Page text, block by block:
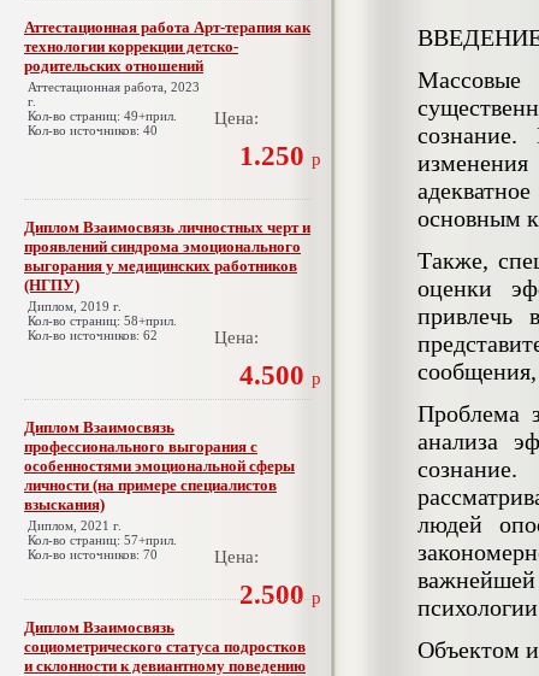
Аттестационная работа Арт-терапия как
технологии коррекции детско-
родительских отношений
Аттестационная работа, 2023
г.
Кол-во страниц: 49+прил.
Кол-во источников: 40
Цена:
1.250 р
Диплом Взаимосвязь личностных черт и
проявлений синдрома эмоционального
выгорания у медицинских работников
(НГПУ)
Диплом, 2019 г.
Кол-во страниц: 58+прил.
Кол-во источников: 62
Цена:
4.500 р
Диплом Взаимосвязь
профессионального выгорания с
особенностями эмоциональной сферы
личности (на примере специалистов
взыскания)
Диплом, 2021 г.
Кол-во страниц: 57+прил.
Кол-во источников: 70
Цена:
2.500 р
Диплом Взаимосвязь
социометрического статуса подростков
и склонности к девиантному поведению
Массовые
основным
Также,
оценки
привлечь
Проблема
анализа
людей
важнейшей
Объектом